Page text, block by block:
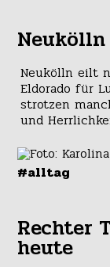
Neukölln eilt
Eldorado für
strotzen
und
#alltag
Rechter
heute